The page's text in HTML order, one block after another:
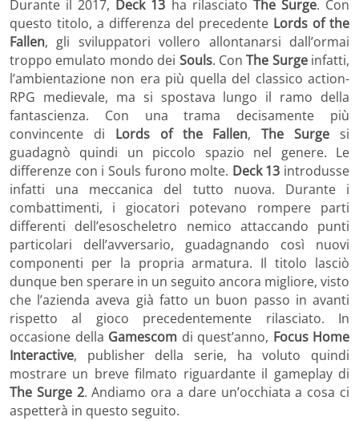
Durante il 2017, Deck 13 ha rilasciato The Surge. Con
questo titolo, a differenza del precedente Lords of the
Fallen, gli sviluppatori vollero allontanarsi dall’ormai
troppo emulato mondo dei Souls. ConThe Surgeinfatti,
l’ambientazione non era più quella del classico action-
RPG medievale, ma si spostava lungo il ramo della
fantascienza. Con una trama decisamente più
convincente di Lords of the Fallen,The Surge si
guadagnò quindi un piccolo spazio nel genere. Le
differenze con i Souls furono molte. Deck 13 introdusse
infatti una meccanica del tutto nuova. Durante i
combattimenti, i giocatori potevano rompere parti
differenti dell’esoscheletro nemico attaccando punti
particolari dell’avversario, guadagnando così nuovi
componenti per la propria armatura. Il titolo lasciò
dunque ben sperare in un seguito ancora migliore, visto
che l’azienda aveva già fatto un buon passo in avanti
rispetto al gioco precedentemente rilasciato. In
occasione della Gamescom di quest’anno, Focus Home
Interactive, publisher della serie, ha voluto quindi
mostrare un breve filmato riguardante il gameplay di
The Surge 2. Andiamo ora a dare un’occhiata a cosa ci
aspetterà in questo seguito.